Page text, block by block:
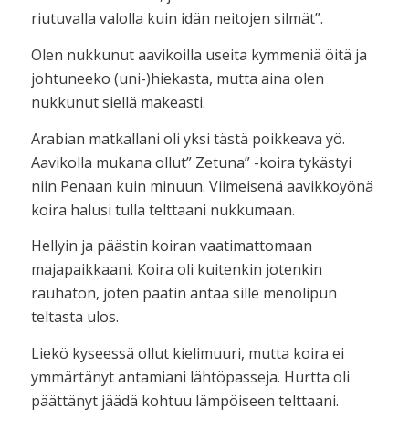
riutuvalla valolla kuin idän neitojen silmät”.
Olen nukkunut aavikoilla useita kymmeniä öitä ja
johtuneeko (uni-)hiekasta, mutta aina olen
nukkunut siellä makeasti.
Arabian matkallani oli yksi tästä poikkeava yö.
Aavikolla mukana ollut” Zetuna” -koira tykästyi
niin Penaan kuin minuun. Viimeisenä aavikkoyönä
koira halusi tulla telttaani nukkumaan.
Hellyin ja päästin koiran vaatimattomaan
majapaikkaani. Koira oli kuitenkin jotenkin
rauhaton, joten päätin antaa sille menolipun
teltasta ulos.
Liekö kyseessä ollut kielimuuri, mutta koira ei
ymmärtänyt antamiani lähtöpasseja. Hurtta oli
päättänyt jäädä kohtuu lämpöiseen telttaani.